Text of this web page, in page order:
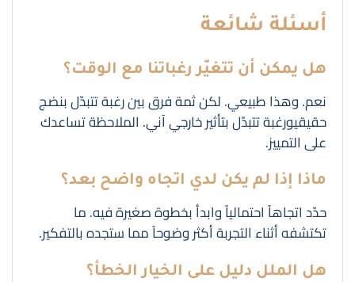
أسئلة شائعة
هل يمكن أن تتغيّر رغباتنا مع الوقت؟
نعم. وهذا طبيعي. لكن ثمة فرق بين رغبة تتبدّل بنضج
حقيقيورغبة تتبدّل بتأثير خارجي آني. الملاحظة تساعدك
على التمييز.
ماذا إذا لم يكن لدي اتجاه واضح بعد؟
حدّد اتجاهاً احتمالياً وابدأ بخطوة صغيرة فيه. ما
تكتشفه أثناء التجربة أكثر وضوحاً مما ستجده بالتفكير.
هل الملل دليل على الخيار الخطأ؟